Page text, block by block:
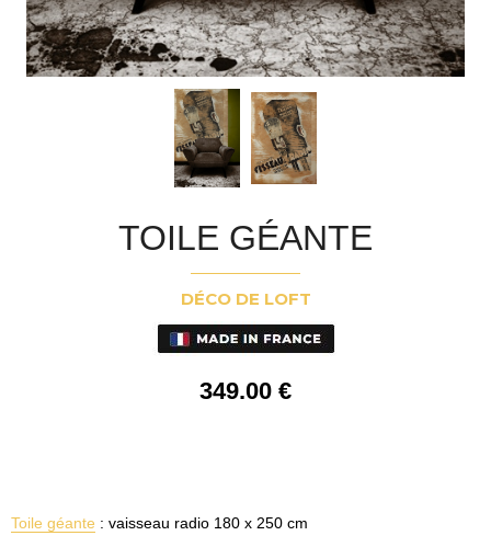
TOILE GÉANTE
DÉCO DE LOFT
349.00 €
Toile géante : vaisseau radio 180 x 250 cm